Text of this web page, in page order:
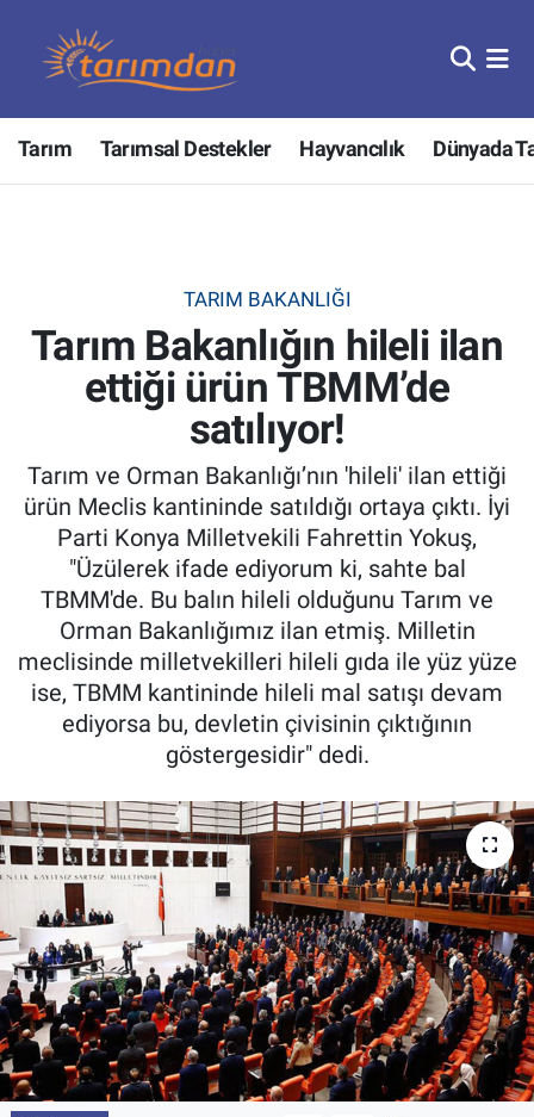
Tarım Tarımsal Destekler Hayvancılık Dünyada
TARIM BAKANLIĞI
Tarım Bakanlığın hileli ilan
ettiği ürün TBMM’de
satılıyor!
Tarım ve Orman Bakanlığı’nın 'hileli' ilan ettiği
ürün Meclis kantininde satıldığı ortaya çıktı. İyi
Parti Konya Milletvekili Fahrettin Yokuş,
"Üzülerek ifade ediyorum ki, sahte bal
TBMM'de. Bu balın hileli olduğunu Tarım ve
Orman Bakanlığımız ilan etmiş. Milletin
meclisinde milletvekilleri hileli gıda ile yüz yüze
ise, TBMM kantininde hileli mal satışı devam
ediyorsa bu, devletin çivisinin çıktığının
göstergesidir" dedi.
Tarım
Hayvancılık
Tarımsal Destekler
Tarım Bakanlığı
Tarım Kredi Kooperatifleri
Pankobirlik
Et fiyatları
Tarım Bilgisi
Yetiştirici Soruyor
Dünyada Tarım
Üretici Birlikleri
Şeker ve Şekerli Mamüller
Tahıllar ve Baklagiller
Tohum
Nöbetçi Eczaneler
Hava Durumu
Tüm Manşetler
Son Dakika Haberleri